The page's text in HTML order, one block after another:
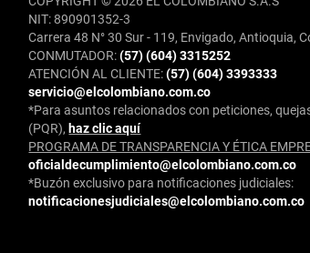
NIT: 890901352-3
Carrera 48 N° 30 Sur - 119, Envigado, Antioquia,
CONMUTADOR:(57) (604) 3315252
ATENCIÓN AL CLIENTE:(57) (604) 3393333
servicio@elcolombiano.com.co
*Para asuntos relacionados con peticiones,
(PQR), haz clic aquí
PROGRAMA DE TRANSPARENCIA Y ÉTICA
oficialdecumplimiento@elcolombiano.com.co
*Buzón exclusivo para notificaciones judiciales:
notificacionesjudiciales@elcolombiano.com.co